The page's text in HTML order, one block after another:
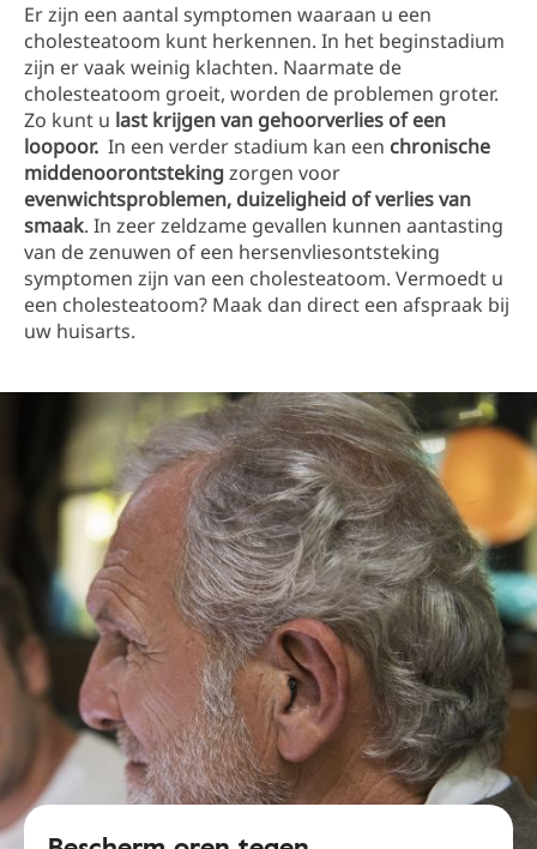
Er zijn een aantal symptomen waaraan u een
cholesteatoom kunt herkennen. In het beginstadium
zijn er vaak weinig klachten. Naarmate de
cholesteatoom groeit, worden de problemen groter.
Zo kunt u last krijgen van gehoorverlies of een
loopoor. In een verder stadium kan een chronische
middenoorontstekingzorgen voor
evenwichtsproblemen, duizeligheid of verlies van
smaak. In zeer zeldzame gevallen kunnen aantasting
van de zenuwen of een hersenvliesontsteking
symptomen zijn van een cholesteatoom. Vermoedt u
een cholesteatoom? Maak dan direct een afspraak bij
uw huisarts.